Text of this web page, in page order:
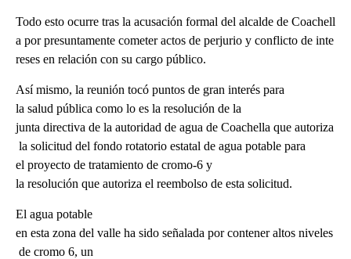
Todo esto ocurre tras la acusación formal del alcalde de Coachell
a por presuntamente cometer actos de perjurio y conflicto de inte
reses en relación con su cargo público.
Así mismo, la reunión tocó puntos de gran interés para
la salud pública como lo es la resolución de la
junta directiva de la autoridad de agua de Coachella que autoriza
la solicitud del fondo rotatorio estatal de agua potable para
el proyecto de tratamiento de cromo-6 y
la resolución que autoriza el reembolso de esta solicitud.
El agua potable
en esta zona del valle ha sido señalada por contener altos niveles
de cromo 6, un